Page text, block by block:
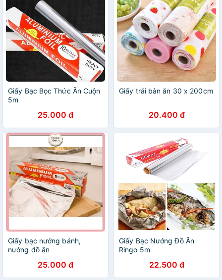
Giấy Bạc Bọc Thức Ăn Cuộn
5m
25.000 đ
Giấy trải bàn ăn 30 x 200cm
20.400 đ
Giấy bạc nướng bánh,
nướng đồ ăn
25.000 đ
Giấy Bạc Nướng Đồ Ăn
Ringo 5m
22.500 đ